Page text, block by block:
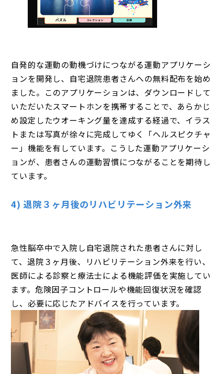
自発的な運動の動機づけにつながる運動アプリケーシ
ョンを開発し、自宅退院患者さんへの無料配布を始め
ました。このアプリケーションは、ダウンロードして
いただいたスマートホンを携帯することで、あらかじ
め設定したウオーキング量を達成する経過で、イラス
トまたは写真が徐々に完成してゆく「ヘルスピクチャ
ー」機能を有しています。こうした運動アプリケーシ
ョンが、患者さんの運動習慣につながることを期待し
ています。
4) 退院３ヶ月後のリハビリテーション外来
急性脳卒中で入院し自宅退院された患者さんに対し
て、退院３ヶ月後、リハビリテーション外来を行い、
医師による診察と療法士による機能評価を実施してい
ます。危険因子コントロールや機能回復状況を確認
し、必要に応じたアドバイスを行っています。